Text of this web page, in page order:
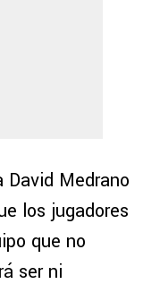
Medrano
los jugadores
que no
ser ni